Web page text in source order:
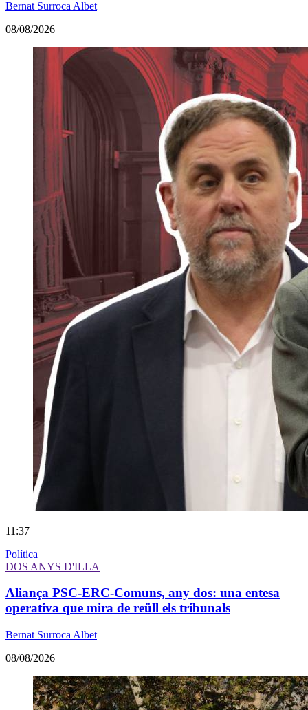
Bernat Surroca Albet
08/08/2026
11:37
Política
DOS ANYS D'ILLA
Aliança PSC-ERC-Comuns, any dos: una entesa
operativa que mira de reüll els tribunals
Bernat Surroca Albet
08/08/2026